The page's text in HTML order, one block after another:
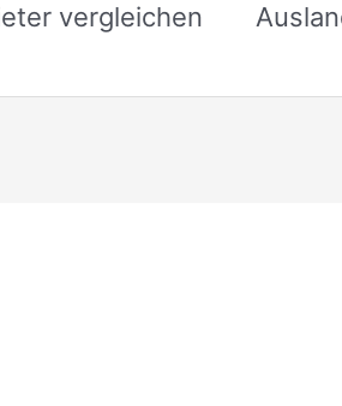
vergleichen